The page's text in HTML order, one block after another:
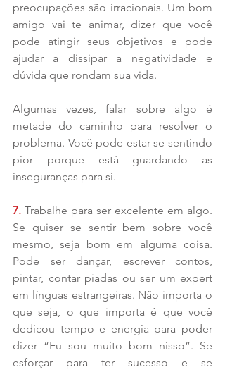
preocupações são irracionais. Um bom
amigo vai te animar, dizer que você
pode atingir seus objetivos e pode
ajudar a dissipar a negatividade e
dúvida que rondam sua vida.
Algumas vezes, falar sobre algo é
metade do caminho para resolver o
problema. Você pode estar se sentindo
pior porque está guardando as
inseguranças para si.
7. Trabalhe para ser excelente em algo.
Se quiser se sentir bem sobre você
mesmo, seja bom em alguma coisa.
Pode ser dançar, escrever contos,
pintar, contar piadas ou ser um expert
em línguas estrangeiras. Não importa o
que seja, o que importa é que você
dedicou tempo e energia para poder
dizer “Eu sou muito bom nisso”. Se
esforçar para ter sucesso e se